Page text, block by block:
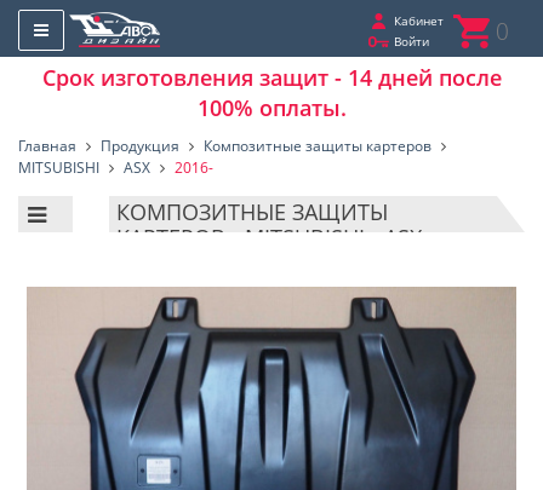
Кабинет
Войти
0
Срок изготовления защит - 14 дней после
100% оплаты.
Главная Продукция
Композитные защиты картеров
MITSUBISHI
ASX 2016-
КОМПОЗИТНЫЕ ЗАЩИТЫ
КАРТЕРОВ - MITSUBISHI - ASX -